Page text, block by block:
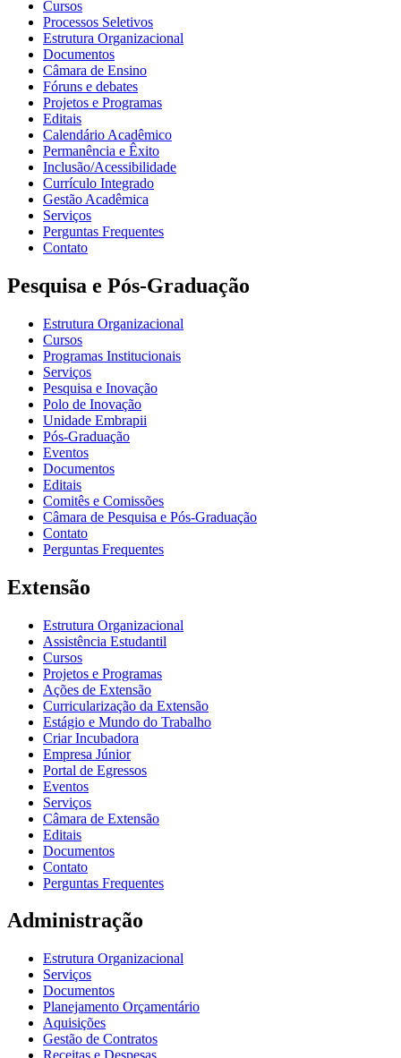
Cursos
Processos Seletivos
Estrutura Organizacional
Documentos
Câmara de Ensino
Fóruns e debates
Projetos e Programas
Editais
Calendário Acadêmico
Permanência e Êxito
Inclusão/Acessibilidade
Currículo Integrado
Gestão Acadêmica
Serviços
Perguntas Frequentes
Contato
Pesquisa e Pós-Graduação
Estrutura Organizacional
Cursos
Programas Institucionais
Serviços
Pesquisa e Inovação
Polo de Inovação
Unidade Embrapii
Pós-Graduação
Eventos
Documentos
Editais
Comitês e Comissões
Câmara de Pesquisa e Pós-Graduação
Contato
Perguntas Frequentes
Extensão
Estrutura Organizacional
Assistência Estudantil
Cursos
Projetos e Programas
Ações de Extensão
Curricularização da Extensão
Estágio e Mundo do Trabalho
Criar Incubadora
Empresa Júnior
Portal de Egressos
Eventos
Serviços
Câmara de Extensão
Editais
Documentos
Contato
Perguntas Frequentes
Administração
Estrutura Organizacional
Serviços
Documentos
Planejamento Orçamentário
Aquisições
Gestão de Contratos